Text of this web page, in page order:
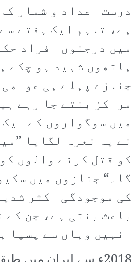
درست اعداد و شمار
ہے، تاہم ایک ہفتے
میں درجنوں افراد
ہاتھوں شہید ہو چکے
جنازے پہلے ہی
مراکز بنتے جا رہے
میں سوگواروں کے
نے یہ نعرہ لگایا
کو قتل کرنے والوں
گا۔“ جنازوں میں
کی موجودگی اکثر
باعث بنتی ہے، جن کے
انہیں وہاں سے پسپا